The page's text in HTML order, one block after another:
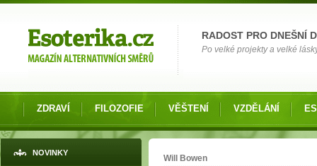
RADOST PRO DNEŠNÍ
Po velké projekty a velké
ZDRAVÍ FILOZOFIE VĚŠTENÍ VZDĚLÁNÍ
NOVINKY Jste zde
Will Bowen